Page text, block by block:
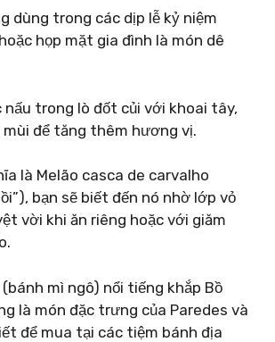
dùng trong các dịp lễ kỷ niệm
họp mặt gia đình là món dê
nấu trong lò đốt củi với khoai tây,
mùi để tăng thêm hương vị.
là Melão casca de carvalho
bạn sẽ biết đến nó nhờ lớp vỏ
vời khi ăn riêng hoặc với giăm
mì ngô) nổi tiếng khắp Bồ
là món đặc trưng của Paredes và
để mua tại các tiệm bánh địa